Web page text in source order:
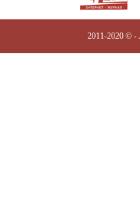
2011-2020 © -